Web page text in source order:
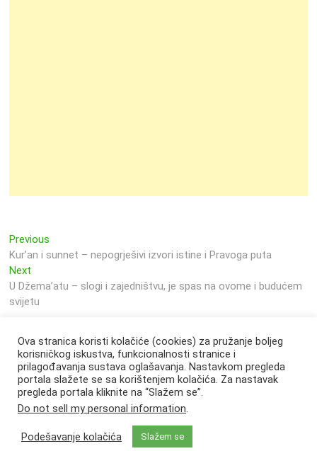
Navigacija
objava
Previous
post:
Kur’an i sunnet – nepogrješivi izvori istine i Pravoga puta
Next
post:
U Džema’atu – slogi i zajedništvu, je spas na ovome i budućem
svijetu
Svjetlo Islama| Designed by: Theme Freesia
Ova stranica koristi kolačiće (cookies) za pružanje boljeg
korisničkog iskustva, funkcionalnosti stranice i
prilagođavanja sustava oglašavanja. Nastavkom pregleda
portala slažete se sa korištenjem kolačića. Za nastavak
pregleda portala kliknite na “Slažem se”.
Do not sell my personal information.
Podešavanje kolačića Slažem se